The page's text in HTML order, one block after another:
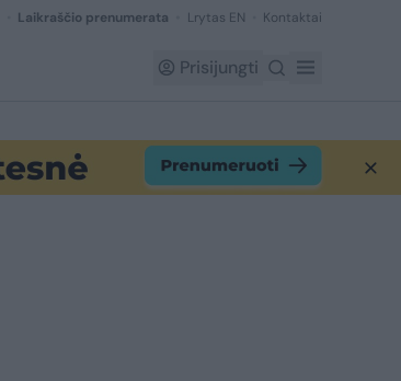
Laikraščio prenumerata Lrytas EN Kontaktai
Prisijungti